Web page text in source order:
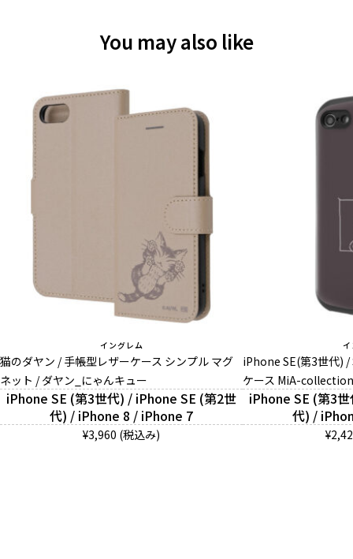
You may also like
イングレム
猫のダヤン / 手帳型レザーケース シンプル マグ
ネット / ダヤン_にゃんキュー
iPhone SE (第3世代) / iPhone SE (第2世
代) / iPhone 8 / iPhone 7
¥3,960 (税込み)
iPhone SE(第3世代) /
ケース MiA-
iPhone SE (第3
代) /